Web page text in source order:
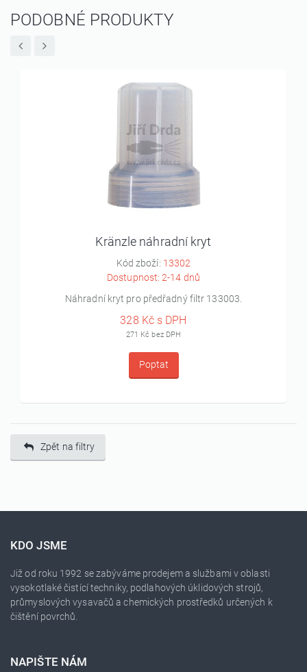
PODOBNÉ PRODUKTY
Kränzle náhradní kryt
Kód zboží: 13302
Dostupnost: 2-14 dnů
Náhradní kryt pro předřadný filtr 133003.
328 Kč s DPH
271 Kč bez DPH
Poptat
Zpět na filtry
KDO JSME
Již od roku 1992 se zabýváme prodejem a službami v oblasti
vysokotlaké čistící techniky, podlahových úklidových strojů,
průmyslových vysavačů a chemických prostředků určených k
čištění povrchů.
NAPIŠTE NÁM